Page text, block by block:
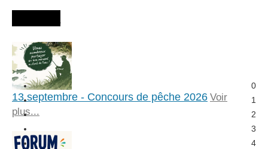
0
1
2
3
4
13 septembre - Concours de pêche 2026 Voir
plus...